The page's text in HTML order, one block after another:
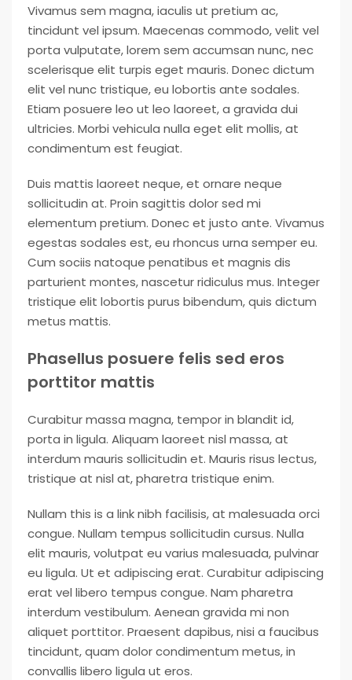
Vivamus sem magna, iaculis ut pretium ac,
tincidunt vel ipsum. Maecenas commodo, velit vel
porta vulputate, lorem sem accumsan nunc, nec
scelerisque elit turpis eget mauris. Donec dictum
elit vel nunc tristique, eu lobortis ante sodales.
Etiam posuere leo ut leo laoreet, a gravida dui
ultricies. Morbi vehicula nulla eget elit mollis, at
condimentum est feugiat.
Duis mattis laoreet neque, et ornare neque
sollicitudin at. Proin sagittis dolor sed mi
elementum pretium. Donec et justo ante. Vivamus
egestas sodales est, eu rhoncus urna semper eu.
Cum sociis natoque penatibus et magnis dis
parturient montes, nascetur ridiculus mus. Integer
tristique elit lobortis purus bibendum, quis dictum
metus mattis.
Phasellus posuere felis sed eros
porttitor mattis
Curabitur massa magna, tempor in blandit id,
porta in ligula. Aliquam laoreet nisl massa, at
interdum mauris sollicitudin et. Mauris risus lectus,
tristique at nisl at, pharetra tristique enim.
Nullam this is a link nibh facilisis, at malesuada orci
congue. Nullam tempus sollicitudin cursus. Nulla
elit mauris, volutpat eu varius malesuada, pulvinar
eu ligula. Ut et adipiscing erat. Curabitur adipiscing
erat vel libero tempus congue. Nam pharetra
interdum vestibulum. Aenean gravida mi non
aliquet porttitor. Praesent dapibus, nisi a faucibus
tincidunt, quam dolor condimentum metus, in
convallis libero ligula ut eros.